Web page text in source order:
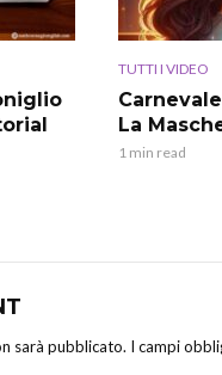
TUTTI I VIDEO
La
1 min read
sarà pubblicato. I campi